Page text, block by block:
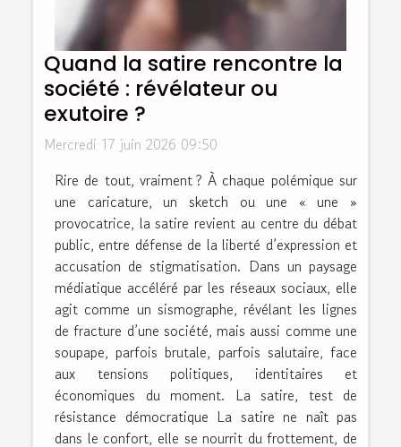
Quand la satire rencontre la
société : révélateur ou
exutoire ?
Mercredi 17 juin 2026 09:50
Rire de tout, vraiment ? À chaque polémique sur
une caricature, un sketch ou une « une »
provocatrice, la satire revient au centre du débat
public, entre défense de la liberté d’expression et
accusation de stigmatisation. Dans un paysage
médiatique accéléré par les réseaux sociaux, elle
agit comme un sismographe, révélant les lignes
de fracture d’une société, mais aussi comme une
soupape, parfois brutale, parfois salutaire, face
aux tensions politiques, identitaires et
économiques du moment. La satire, test de
résistance démocratique La satire ne naît pas
dans le confort, elle se nourrit du frottement, de